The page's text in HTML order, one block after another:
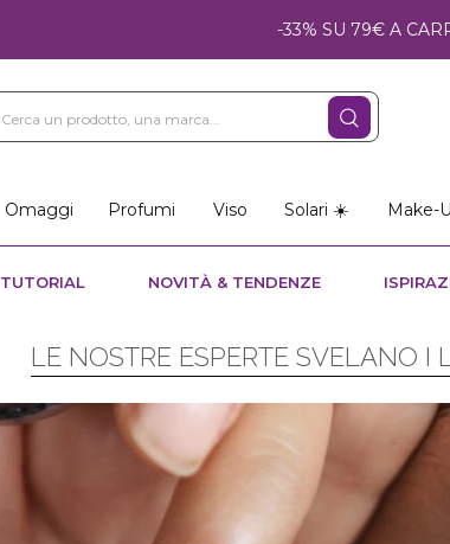
-33% SU 79€ A
Omaggi Profumi Viso Solari ☀️ Make-
TUTORIAL NOVITÀ & TENDENZE
LE NOSTRE ESPERTE SVELANO I